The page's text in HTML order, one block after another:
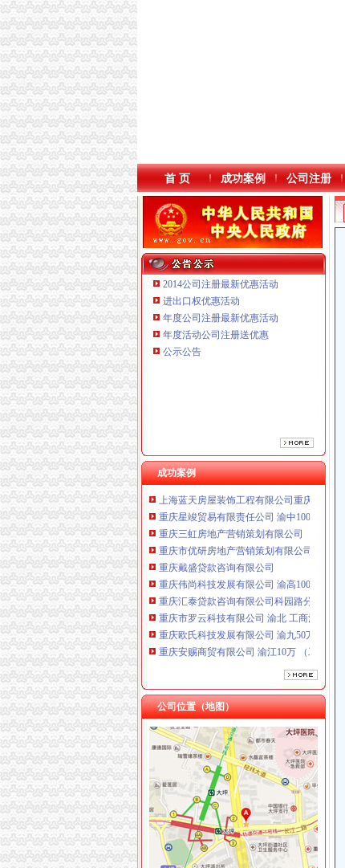
首 页 成功案例 公司注册
2014公司注册最新优惠活动
进出口权优惠活动
年度公司注册最新优惠活动
年度活动公司注册送优惠
公示公告
成功案例
重庆星竣贸易有限责任公司 渝中100万 （进
重庆三虹房地产营销策划有限公司
重庆市优研房地产营销策划有限公司
重庆戴盛贷款咨询有限公司
重庆伟尚科技发展有限公司 渝高100万 （工
重庆汇泰贷款咨询有限公司科园路分公司
重庆市罗云科技有限公司 渝北 工商注册
重庆欧氏科技发展有限公司 渝九50万 （进出
重庆安赐商贸有限公司 渝江10万 （工商注册
重庆恺昶贸易有限公司 渝九 （食品许可证）
上海蓝天房屋装饰工程有限公司重庆分公司
重庆星竣贸易有限责任公司 渝中100万 （进
重庆三虹房地产营销策划有限公司
重庆市优研房地产营销策划有限公司
重庆戴盛贷款咨询有限公司
重庆伟尚科技发展有限公司 渝高100万 （工
重庆汇泰贷款咨询有限公司科园路分公司
重庆市罗云科技有限公司 渝北 工商注册
重庆欧氏科技发展有限公司 渝九50万 （进出
重庆安赐商贸有限公司 渝江10万 （工商注册
重庆恺昶贸易有限公司 渝九 （食品许可证）
上海蓝天房屋装饰工程有限公司重庆分公司
公司位置（地图）
双龙湖办执照
襄城县交通事故在线律师_襄城县交通事故
中国南城
重庆双龙湖办公用品回收|重庆双龙湖旧办公
哈尔滨至佳木斯铁路工程一切险及第三者责
合肥晚报北城新闻第七期_中国合肥的长丰_
重庆市渝北区亚亨包装厂_【信用信息_诉